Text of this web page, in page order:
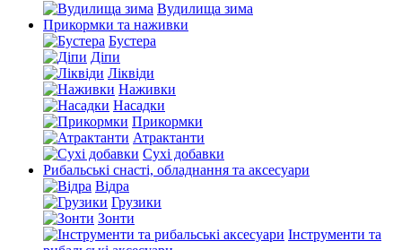
Вудилища зима
Прикормки та наживки
Бустера
Діпи
Ліквіди
Наживки
Насадки
Прикормки
Атрактанти
Сухі добавки
Рибальські снасті, обладнання та аксесуари
Відра
Грузики
Зонти
Інструменти та